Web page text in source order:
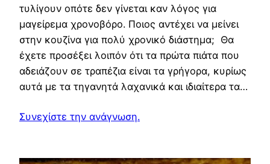
τυλίγουν οπότε δεν γίνεται καν λόγος για
μαγείρεμα χρονοβόρο. Ποιος αντέχει να μείνει
στην κουζίνα για πολύ χρονικό διάστημα; Θα
έχετε προσέξει λοιπόν ότι τα πρώτα πιάτα που
αδειάζουν σε τραπέζια είναι τα γρήγορα, κυρίως
αυτά με τα τηγανητά λαχανικά και ιδιαίτερα τα…
Συνεχίστε την ανάγνωση.